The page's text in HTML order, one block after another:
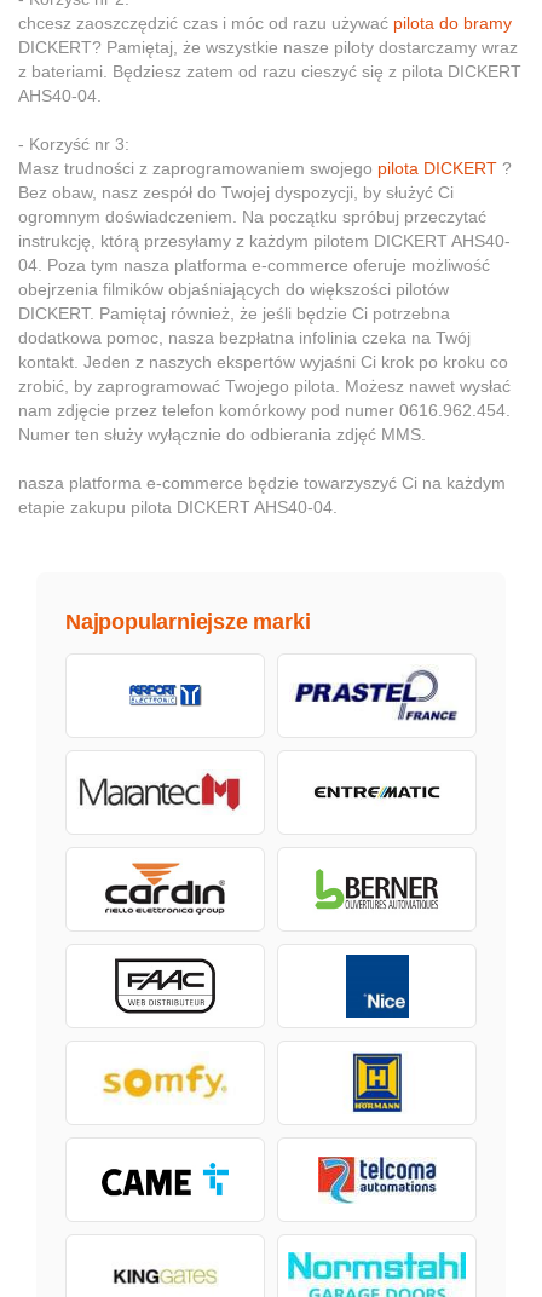
chcesz zaoszczędzić czas i móc od razu używać pilota do bramy
DICKERT? Pamiętaj, że wszystkie nasze piloty dostarczamy wraz
z bateriami. Będziesz zatem od razu cieszyć się z pilota DICKERT
AHS40-04.
- Korzyść nr 3:
Masz trudności z zaprogramowaniem swojego pilota DICKERT ?
Bez obaw, nasz zespół do Twojej dyspozycji, by służyć Ci
ogromnym doświadczeniem. Na początku spróbuj przeczytać
instrukcję, którą przesyłamy z każdym pilotem DICKERT AHS40-
04. Poza tym nasza platforma e-commerce oferuje możliwość
obejrzenia filmików objaśniających do większości pilotów
DICKERT. Pamiętaj również, że jeśli będzie Ci potrzebna
dodatkowa pomoc, nasza bezpłatna infolinia czeka na Twój
kontakt. Jeden z naszych ekspertów wyjaśni Ci krok po kroku co
zrobić, by zaprogramować Twojego pilota. Możesz nawet wysłać
nam zdjęcie przez telefon komórkowy pod numer 0616.962.454.
Numer ten służy wyłącznie do odbierania zdjęć MMS.
nasza platforma e-commerce będzie towarzyszyć Ci na każdym
etapie zakupu pilota DICKERT AHS40-04.
Najpopularniejsze marki